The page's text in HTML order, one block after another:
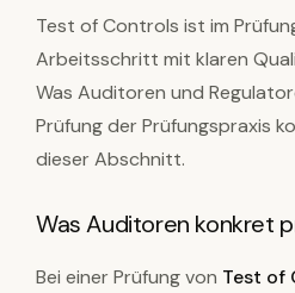
Test of Controls ist im
Arbeitsschritt mit klaren
Was Auditoren und
Prüfung der Prüfungspraxis
dieser Abschnitt.
Was Auditoren konkret
Bei einer Prüfung von Test of